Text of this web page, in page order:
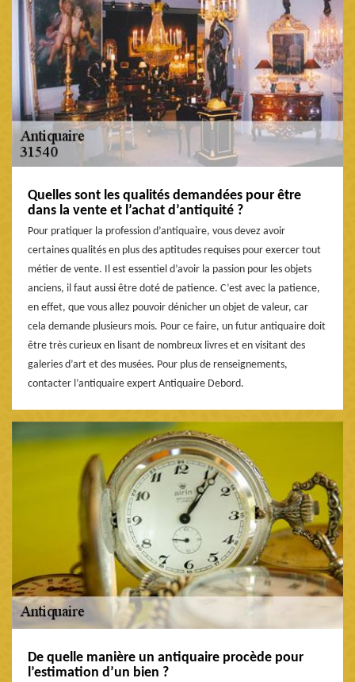
Quelles sont les qualités demandées pour être
dans la vente et l’achat d’antiquité ?
Pour pratiquer la profession d’antiquaire, vous devez avoir
certaines qualités en plus des aptitudes requises pour exercer tout
métier de vente. Il est essentiel d’avoir la passion pour les objets
anciens, il faut aussi être doté de patience. C’est avec la patience,
en effet, que vous allez pouvoir dénicher un objet de valeur, car
cela demande plusieurs mois. Pour ce faire, un futur antiquaire doit
être très curieux en lisant de nombreux livres et en visitant des
galeries d’art et des musées. Pour plus de renseignements,
contacter l’antiquaire expert Antiquaire Debord.
De quelle manière un antiquaire procède pour
l’estimation d’un bien ?